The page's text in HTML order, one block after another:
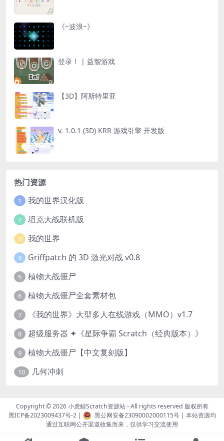
《~波浪~》
登录！ | 益智游戏
【3D】阿斯特里亚
v. 1.0.1 (3D) KRR 游戏引擎 开发版
热门资源
1 我的世界汉化版
2 坦克大战联机版
3 我的世界
4 Griffpatch 的 3D 激光对战 v0.8
5 植物大战僵尸
6 植物大战僵尸全套素材包
7 《我的世界》大型多人在线游戏（MMO）v1.7
8 超级服务器 ✦《星际争霸 Scratch（经典版本）》
9 植物大战僵尸【中文复刻版】
10 几何冲刺
Copyright © 2026小虎鲸Scratch资源站- All rights reserved 版权所有
黑ICP备2023009437号-2| 黑公网安备23090002000115号| 本站资源均
通过互联网公开渠道收集而来，仅供学习交流使用